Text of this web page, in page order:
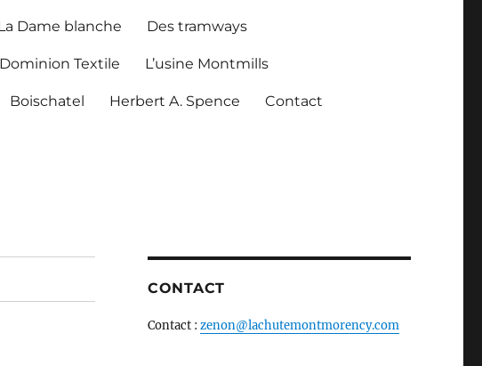
Dame blanche Des tramways
Textile L’usine Montmills
Boischatel Herbert A. Spence Contact
CONTACT
Contact : zenon@lachutemontmorency.com